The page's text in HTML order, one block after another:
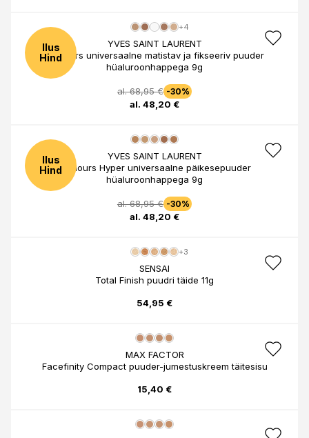
Ilus
Hind
+4
YVES SAINT LAURENT
All Hours universaalne matistav ja fikseeriv puuder
hüaluroonhappega 9g
al. 68,95 € -30%
al. 48,20 €
Ilus
Hind
YVES SAINT LAURENT
All Hours Hyper universaalne päikesepuuder
hüaluroonhappega 9g
al. 68,95 € -30%
al. 48,20 €
+3
SENSAI
Total Finish puudri täide 11g
54,95 €
MAX FACTOR
Facefinity Compact puuder-jumestuskreem täitesisu
15,40 €